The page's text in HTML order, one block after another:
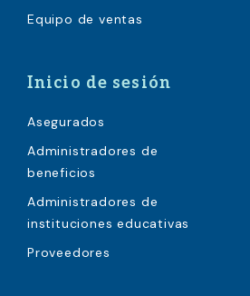
Equipo de ventas
Inicio de sesión
Asegurados
Administradores de
beneficios
Administradores de
instituciones educativas
Proveedores